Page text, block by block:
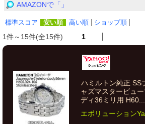
AMAZONで「」
標準スコア 安い順 高い順 ショップ順
1件～15件(全15件) 1
ハミルトン純正 SS
ャズマスタービュ
ディ36ミリ用 H60...
エボリューション